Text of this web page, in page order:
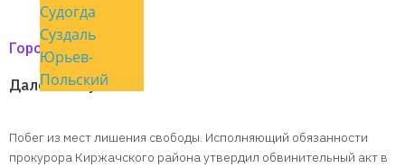
Судогда
Суздаль
Юрьев-
Польский
Город мой
Далеко не убежит
Побег из мест лишения свободы. Исполняющий обязанности
прокурора Киржачского района утвердил обвинительный акт в